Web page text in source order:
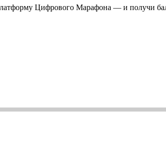
Цифрового Марафона — и получи